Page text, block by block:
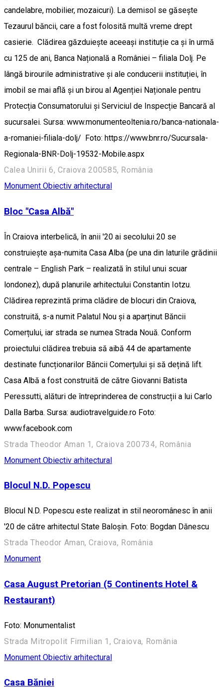
candelabre, mobilier, mozaicuri). La demisol se găsește
Tezaurul băncii, care a fost folosită multă vreme drept
casierie. Clădirea găzduiește aceeași instituție ca și în urmă
cu 125 de ani, Banca Națională a României – filiala Dolj. Pe
lângă birourile administrative și ale conducerii instituției, în
imobil se mai află și un birou al Agenției Naționale pentru
Protecția Consumatorului și Serviciul de Inspecție Bancară al
sucursalei. Sursa: www.monumenteoltenia.ro/banca-nationala-
a-romaniei-filiala-dolj/ Foto: https://www.bnr.ro/Sucursala-
Regionala-BNR-Dolj-19532-Mobile.aspx
Calea Unirii 6, Craiova 200585, România
Monument Obiectiv arhitectural
Bloc "Casa Albă"
În Craiova interbelică, în anii '20 ai secolului 20 se
construiește așa-numita Casa Alba (pe una din laturile grădinii
centrale – English Park – realizată în stilul unui scuar
londonez), după planurile arhitectului Constantin Iotzu.
Clădirea reprezintă prima clădire de blocuri din Craiova,
construită, s-a numit Palatul Nou și a aparținut Băncii
Comerțului, iar strada se numea Strada Nouă. Conform
proiectului clădirea trebuia să aibă 44 de apartamente
destinate funcționarilor Băncii Comerțului și să dețină lift.
Casa Albă a fost construită de către Giovanni Batista
Peressutti, alături de întreprinderea de construcții a lui Carlo
Dalla Barba. Sursa: audiotravelguide.ro Foto:
www.facebook.com
Strada Theodor Aman 1, Craiova 200734, România
Monument Obiectiv arhitectural
Blocul N.D. Popescu
Blocul N.D. Popescu este realizat in stil neoromânesc în anii
'20 de către arhitectul State Baloşin. Foto: Bogdan Dănescu
Strada Theodor Aman, Craiova, România
Monument
Casa August Pretorian (5 Continents Hotel &
Restaurant)
Foto: Monumentalist
Strada Mitropolit Firmilian 1, Craiova, România
Monument Obiectiv arhitectural
Casa Băniei